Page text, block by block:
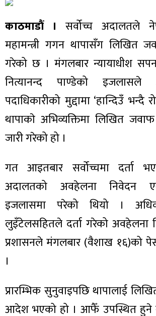
काठमाडौं । सर्वोच्च अदालतले
महामन्त्री गगन थापासँग लिखित
गरेको छ । मंगलबार न्यायाधीश
नित्यानन्द पाण्डेको
पदाधिकारीको मुद्दामा ‘हान्दिउँ भन्दै
थापाकाे अभिव्यक्तिमा लिखित
जारी गरेको हो ।
गत आइतबार सर्वोच्चमा दर्ता
अदालतको अवहेलना निवेदन
इजलासमा परेको थियो ।
लुइँटेलसहितले दर्ता गरेको अवहेलना
प्रशासनले मंगलबार (वैशाख १६)को
।
प्रारम्भिक सुनुवाइपछि थापालाई
आदेश भएको हो । आफैँ उपस्थित हुने